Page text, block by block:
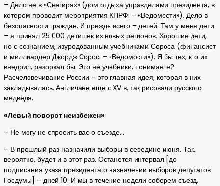
– Дело не в «Снегирях» (дом отдыха управделами президента, в
котором проводит мероприятия КПРФ. – «Ведомости»). Дело в
безопасности граждан. И прежде всего – детей. Там у меня дети
– я принял 25 000 детишек из новых регионов. Хорошие дети,
но с сознанием, изуродованным учебниками Сороса (финансист
и миллиардер Джордж Сорос. – «Ведомости»). Я бы тех, кто их
внедрил, разорвал бы. Это не учебники, понимаете?
Расчеловечивание России – это главная идея, которая в них
закладывалась. Англичане еще с XV в. так рисовали русского
медведя.
«Левый поворот неизбежен»
– Не могу не спросить вас о съезде…
– В прошлый раз назначили выборы в середине июня. Так,
вероятно, будет и в этот раз. Останется интервал [до
подписания указа президента о назначении выборов депутатов
Госдумы] – дней 10. И мы в течение недели соберем съезд.